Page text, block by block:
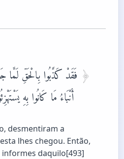
فَقَدْ كَذَّبُوا بِالْحَقِّ
أَنْبَاءُ مَا كَانُوا بِهِ
desmentiram a
lhes chegou. Então,
informes daquilo[493]